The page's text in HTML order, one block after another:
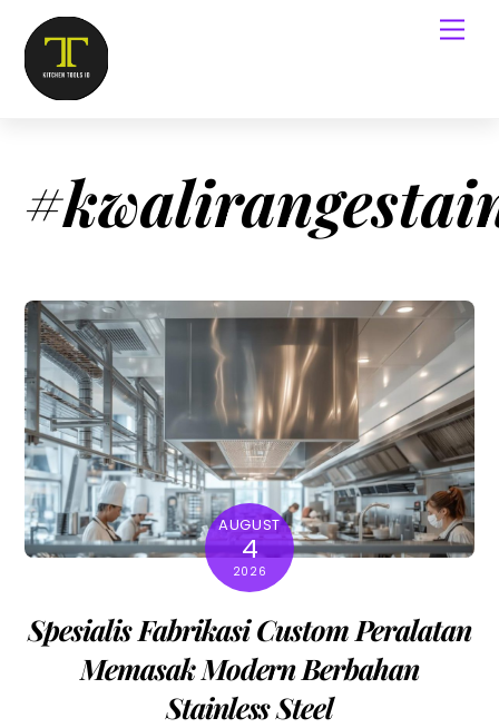
AUGUST
4
2026
Spesialis Fabrikasi Custom Peralatan
Memasak Modern Berbahan
Stainless Steel